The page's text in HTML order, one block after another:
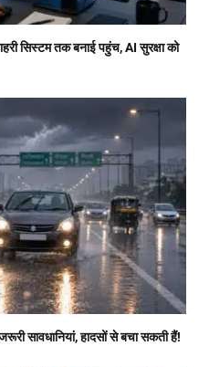
सिस्टम तक बनाई पहुंच, AI सुरक्षा को
सावधानियां, हादसों से बचा सकती हैं!